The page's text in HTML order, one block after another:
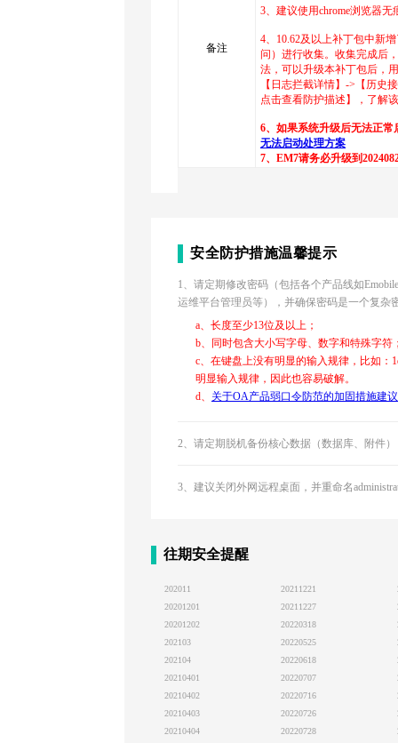
备注
3、建议使用chrome浏览器
4、10.62及以上补丁包中新
问）进行收集。收集完成后
法，可以升级本补丁包后，
【日志拦截详情】->【历史
点击查看防护描述】，了解
6、如果系统升级后无法正
无法启动处理方案
7、EM7请务必升级到
安全防护措施温馨提示
1、请定期修改密码（包括各个产品线如
运维平台管理员等），并确保密码是一个复杂
a、长度至少13位及以上；
b、同时包含大小写字母、数字和特殊字符
c、在键盘上没有明显的输入规律，比如：
明显输入规律，因此也容易破解。
d、 关于OA产品弱口令防范的加固措施建议
2、请定期脱机备份核心数据（数据库、附件
3、建议关闭外网远程桌面，并重命名
往期安全提醒
202011
20201201
20201202
202103
202104
20210401
20210402
20210403
20210404
20211221
20211227
20220318
20220525
20220618
20220707
20220716
20220726
20220728